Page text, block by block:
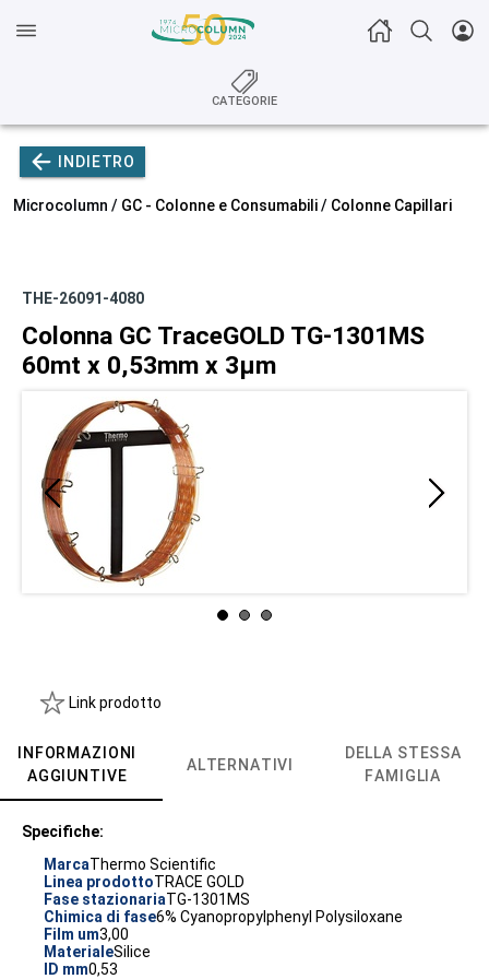
CATEGORIE
INDIETRO
Microcolumn / GC - Colonne e Consumabili/ Colonne Capillari
THE-26091-4080
Colonna GC TraceGOLD TG-1301MS
60mt x 0,53mm x 3µm
Link prodotto
INFORMAZIONI
AGGIUNTIVE
ALTERNATIVI
DELLA STESSA
FAMIGLIA
Specifiche:
MarcaThermo Scientific
Linea prodottoTRACE GOLD
Fase stazionariaTG-1301MS
Chimica di fase6% Cyanopropylphenyl Polysiloxane
Film um3,00
MaterialeSilice
ID mm0,53